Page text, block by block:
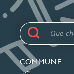
COMMUNE